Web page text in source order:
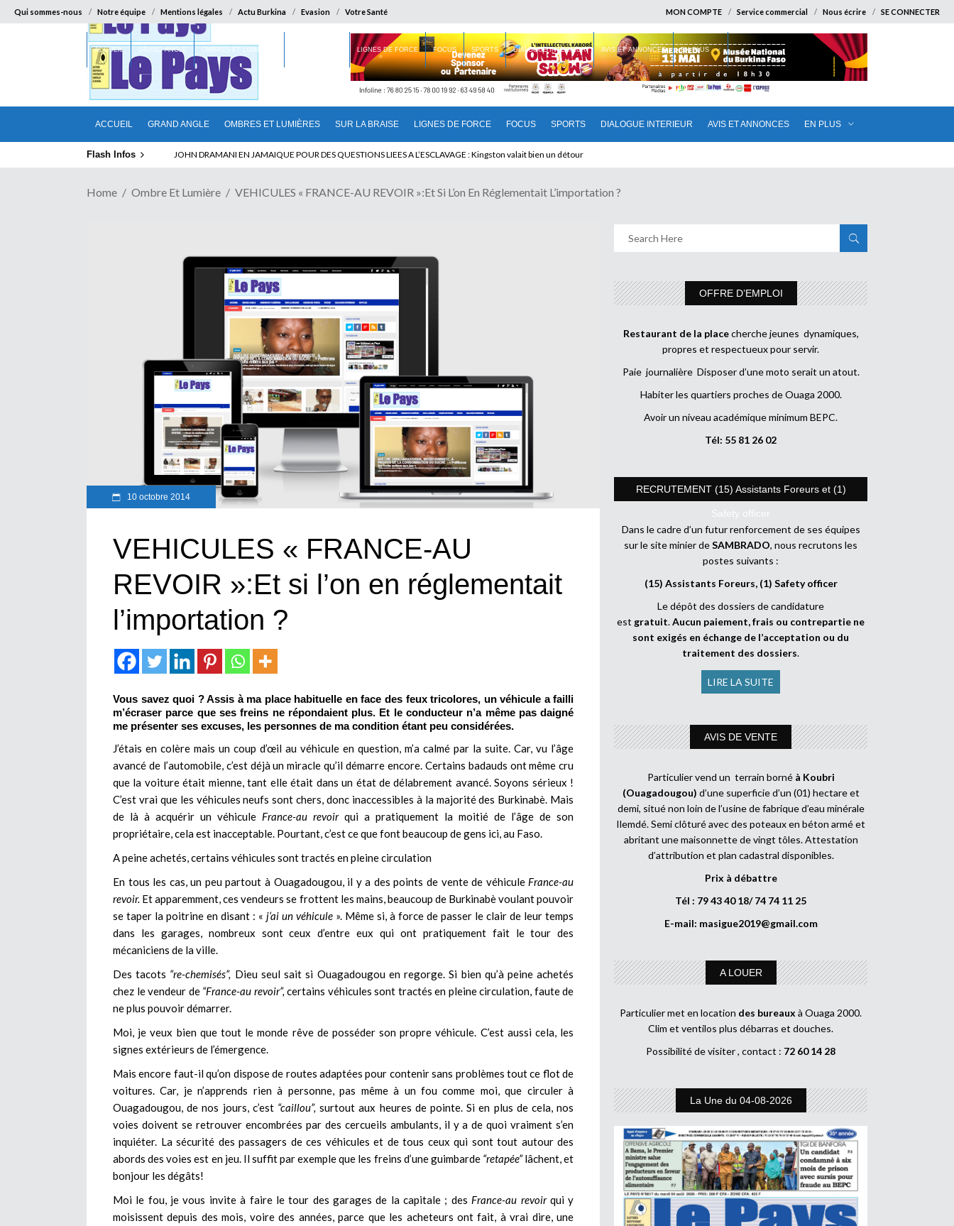
Qui sommes-nous Notre équipe Mentions légales Actu Burkina Evasion Votre Santé MON COMPTE Service commercial Nous écrire SE CONNECTER
ACCUEIL GRAND ANGLE OMBRES ET LUMIÈRES SUR LA BRAISE LIGNES DE FORCE FOCUS SPORTS DIALOGUE INTERIEUR AVIS ET ANNONCES EN PLUS
ACCUEIL GRAND ANGLE OMBRES ET LUMIÈRES LIGNES DE FORCE FOCUS SPORTS DIALOGUE INTERIEUR AVIS ET ANNONCES EN PLUS
Flash Infos ELECTION DE TALON A LA TETE DU SENAT BENINOIS : Quand Patrice quitte le pouvoir sans partir !
Home Ombre Et Lumière VEHICULES « FRANCE-AU REVOIR »:Et Si L’on En Réglementait L’importation ?
10 octobre 2014
VEHICULES « FRANCE-AU
REVOIR »:Et si l’on en réglementait
l’importation ?
Vous savez quoi ? Assis à ma place habituelle en face des feux tricolores, un véhicule a failli
m’écraser parce que ses freins ne répondaient plus. Et le conducteur n’a même pas daigné
me présenter ses excuses, les personnes de ma condition étant peu considérées.
J’étais en colère mais un coup d’œil au véhicule en question, m’a calmé par la suite. Car, vu l’âge
avancé de l’automobile, c’est déjà un miracle qu’il démarre encore. Certains badauds ont même cru
que la voiture était mienne, tant elle était dans un état de délabrement avancé. Soyons sérieux !
C’est vrai que les véhicules neufs sont chers, donc inaccessibles à la majorité des Burkinabè. Mais
de là à acquérir un véhicule France-au revoirqui a pratiquement la moitié de l’âge de son
propriétaire, cela est inacceptable. Pourtant, c’est ce que font beaucoup de gens ici, au Faso.
A peine achetés, certains véhicules sont tractés en pleine circulation
En tous les cas, un peu partout à Ouagadougou, il y a des points de vente de véhicule France-au
revoir. Et apparemment, ces vendeurs se frottent les mains, beaucoup de Burkinabè voulant pouvoir
se taper la poitrine en disant : « j’ai un véhicule ». Même si, à force de passer le clair de leur temps
dans les garages, nombreux sont ceux d’entre eux qui ont pratiquement fait le tour des
mécaniciens de la ville.
Des tacots “re-chemisés”, Dieu seul sait si Ouagadougou en regorge. Si bien qu’à peine achetés
chez le vendeur de “France-au revoir”,certains véhicules sont tractés en pleine circulation, faute de
ne plus pouvoir démarrer.
Moi, je veux bien que tout le monde rêve de posséder son propre véhicule. C’est aussi cela, les
signes extérieurs de l’émergence.
Mais encore faut-il qu’on dispose de routes adaptées pour contenir sans problèmes tout ce flot de
voitures. Car, je n’apprends rien à personne, pas même à un fou comme moi, que circuler à
Ouagadougou, de nos jours, c’est “caillou”, surtout aux heures de pointe. Si en plus de cela, nos
voies doivent se retrouver encombrées par des cercueils ambulants, il y a de quoi vraiment s’en
inquiéter. La sécurité des passagers de ces véhicules et de tous ceux qui sont tout autour des
abords des voies est en jeu. Il suffit par exemple que les freins d’une guimbarde “retapée”lâchent, et
bonjour les dégâts!
Moi le fou, je vous invite à faire le tour des garages de la capitale ; des France-au revoirqui y
moisissent depuis des mois, voire des années, parce que les acheteurs ont fait, à vrai dire, une
OFFRE D’EMPLOI
Restaurant de la placecherche jeunes dynamiques,
propres et respectueux pour servir.
Paie journalière Disposer d’une moto serait un atout.
Habiter les quartiers proches de Ouaga 2000.
Avoir un niveau académique minimum BEPC.
Tél: 55 81 26 02
RECRUTEMENT (15) Assistants Foreurs et (1)
Safety officer
Dans le cadre d’un futur renforcement de ses équipes
sur le site minier deSAMBRADO, nous recrutons les
postes suivants :
(15) Assistants Foreurs, (1) Safety officer
Le dépôt des dossiers de candidature
est gratuit.Aucun paiement, frais ou contrepartie ne
sont exigés en échange de l’acceptation ou du
traitement des dossiers.
LIRE LA SUITE
AVIS DE VENTE
Particulier vend un terrain borné à Koubri
(Ouagadougou) d’une superficie d’un (01) hectare et
demi, situé non loin de l’usine de fabrique d’eau minérale
Ilemdé. Semi clôturé avec des poteaux en béton armé et
abritant une maisonnette de vingt tôles. Attestation
d’attribution et plan cadastral disponibles.
Prix à débattre
Tél : 79 43 40 18/ 74 74 11 25
E-mail: masigue2019@gmail.com
A LOUER
Particulier met en location des bureaux à Ouaga 2000.
Clim et ventilos plus débarras et douches.
Possibilité de visiter , contact : 72 60 14 28
La Une du 04-08-2026